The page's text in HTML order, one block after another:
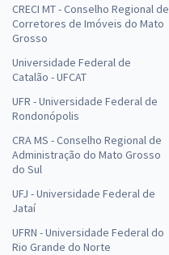
CRECI MT - Conselho Regional de
Corretores de Imóveis do Mato
Grosso
Universidade Federal de
Catalão - UFCAT
UFR - Universidade Federal de
Rondonópolis
CRA MS - Conselho Regional de
Administração do Mato Grosso
do Sul
UFJ - Universidade Federal de
Jataí
UFRN - Universidade Federal do
Rio Grande do Norte